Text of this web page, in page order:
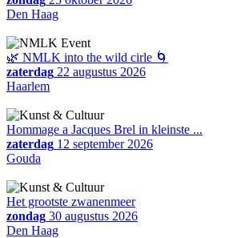
Den Haag
🌿 NMLK into the wild cirle 🌀
zaterdag 22 augustus 2026
Haarlem
Hommage a Jacques Brel in kleinste ...
zaterdag 12 september 2026
Gouda
Het grootste zwanenmeer
zondag 30 augustus 2026
Den Haag